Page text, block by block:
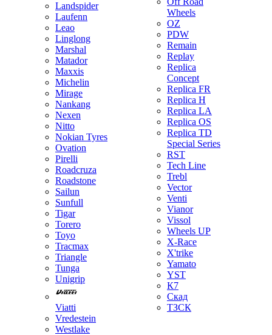
Landspider
Laufenn
Leao
Linglong
Marshal
Matador
Maxxis
Michelin
Mirage
Nankang
Nexen
Nitto
Nokian Tyres
Ovation
Pirelli
Roadcruza
Roadstone
Sailun
Sunfull
Tigar
Torero
Toyo
Tracmax
Triangle
Tunga
Unigrip
Viatti
Vredestein
Westlake
Wheels
OZ
PDW
Remain
Replay
Replica
Concept
Replica FR
Replica H
Replica LA
Replica OS
Replica TD
Special Series
RST
Tech Line
Trebl
Vector
Venti
Vianor
Vissol
Wheels UP
X-Race
X'trike
Yamato
YST
К7
Скад
ТЗСК